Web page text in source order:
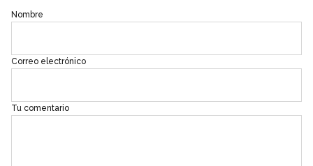
Nombre
Correo electrónico
Tu comentario